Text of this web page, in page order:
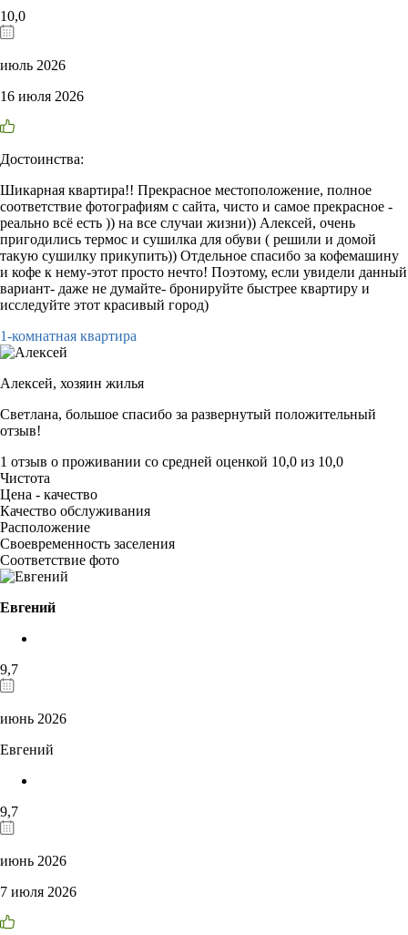
10,0
июль 2026
16 июля 2026
Достоинства:
Шикарная квартира!! Прекрасное местоположение, полное
соответствие фотографиям с сайта, чисто и самое прекрасное -
реально всё есть )) на все случаи жизни)) Алексей, очень
пригодились термос и сушилка для обуви ( решили и домой
такую сушилку прикупить)) Отдельное спасибо за кофемашину
и кофе к нему-этот просто нечто! Поэтому, если увидели данный
вариант- даже не думайте- бронируйте быстрее квартиру и
исследуйте этот красивый город)
1-комнатная квартира
Алексей, хозяин жилья
Светлана, большое спасибо за развернутый положительный
отзыв!
1 отзыв о проживании со средней оценкой 10,0 из 10,0
Чистота
Цена - качество
Качество обслуживания
Расположение
Своевременность заселения
Соответствие фото
Евгений
9,7
июнь 2026
Евгений
9,7
июнь 2026
7 июля 2026